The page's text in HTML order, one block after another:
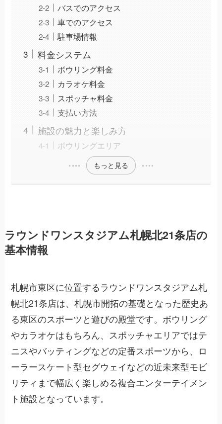
バスでのアクセス
車でのアクセス
駐車場情報
料金システム
ボウリング料金
カラオケ料金
スポッチャ料金
支払い方法
施設の魅力と楽しみ方
ボウリングエリア
もっと見る
ラウンドワンスタジアム札幌北21条店の
基本情報
札幌市東区に位置するラウンドワンスタジアム札
幌北21条店は、札幌市開拓の基礎となった歴史あ
る東区のスポーツと遊びの殿堂です。ボウリング
やカラオケはもちろん、スポッチャエリアではテ
ニスやバッティングなどの定番スポーツから、ロ
ーラースケート型セグウェイなどの近未来型モビ
リティまで幅広く楽しめる複合エンターテイメン
ト施設となっています。